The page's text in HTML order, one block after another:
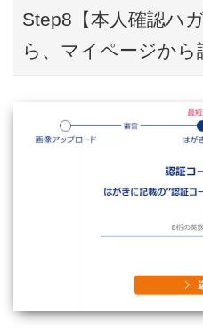
Step8【本人確認ハ
ら、マイページから